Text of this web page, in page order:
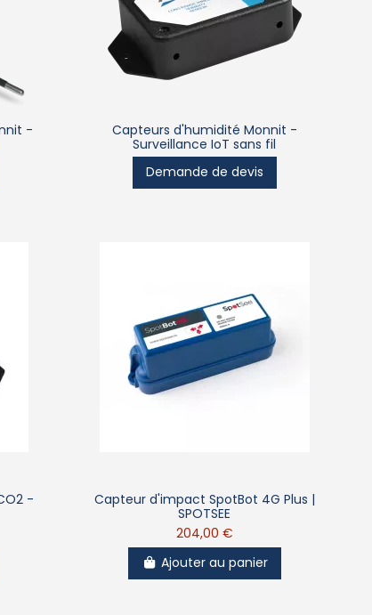
-
Capteurs d'humidité Monnit -
Surveillance IoT sans fil
Demande de devis
-
Capteur d'impact SpotBot 4G Plus |
SPOTSEE
204,00 €
Ajouter au panier